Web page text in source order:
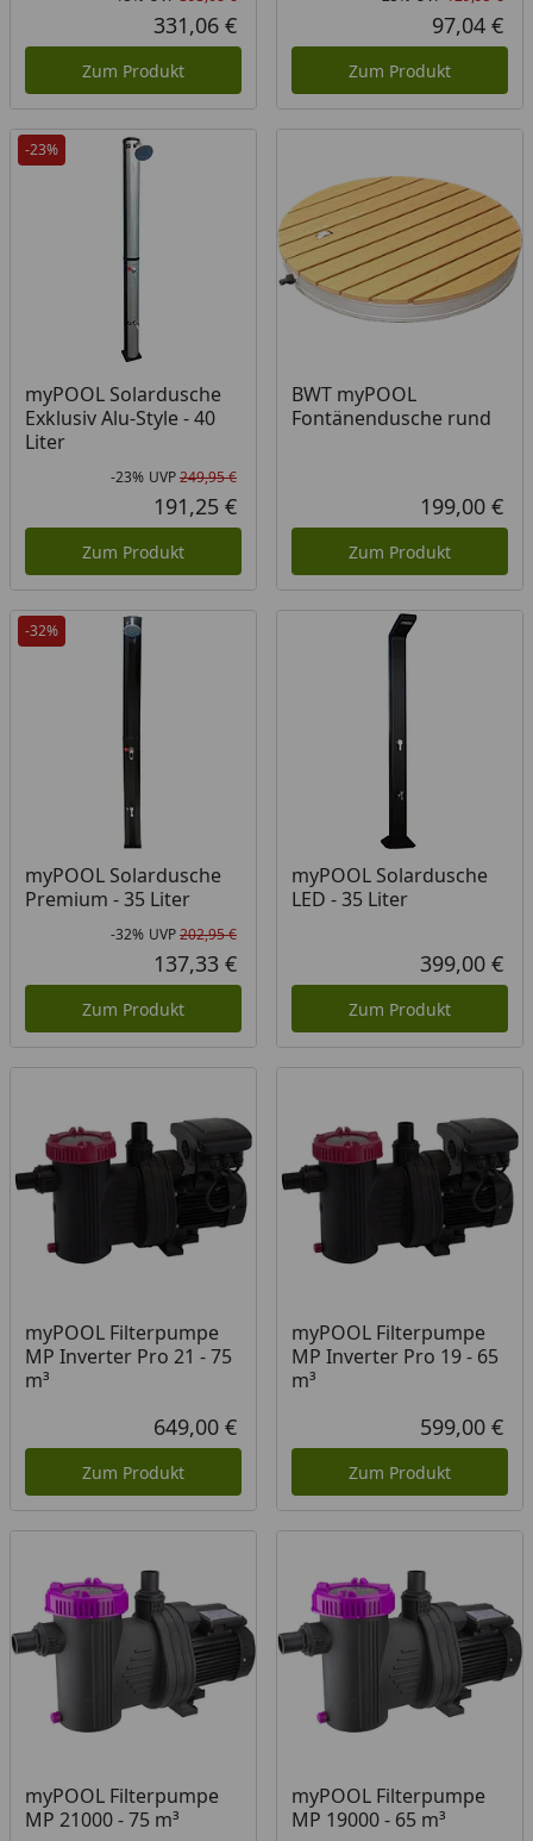
Rabatt in Prozent
Ursprünglicher Preis
Aktueller Preis
331,06 €
Zum Produkt
97,04 €
Zum Produkt
-23%
myPOOL Solardusche
Exklusiv Alu-Style - 40
Liter
Rabatt in Prozent
-23%
Ursprünglicher Preis
UVP249,95 €
Aktueller Preis
191,25 €
Zum Produkt
BWT myPOOL
Fontänendusche rund
199,00 €
Zum Produkt
-32%
myPOOL Solardusche
Premium - 35 Liter
Rabatt in Prozent
-32%
Ursprünglicher Preis
UVP202,95 €
Aktueller Preis
137,33 €
Zum Produkt
myPOOL Solardusche
LED - 35 Liter
399,00 €
Zum Produkt
myPOOL Filterpumpe
MP Inverter Pro 21 - 75
m³
Aktueller Preis
649,00 €
Zum Produkt
myPOOL Filterpumpe
MP Inverter Pro 19 - 65
m³
599,00 €
Zum Produkt
myPOOL Filterpumpe
MP 21000 - 75 m³
myPOOL Filterpumpe
MP 19000 - 65 m³